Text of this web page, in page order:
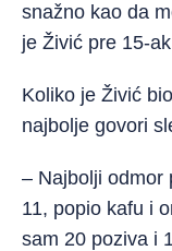
snažno kao da
je Živić pre 15-
Koliko je Živić
najbolje govori
– Najbolji odmor
11, popio kafu i
sam 20 poziva i